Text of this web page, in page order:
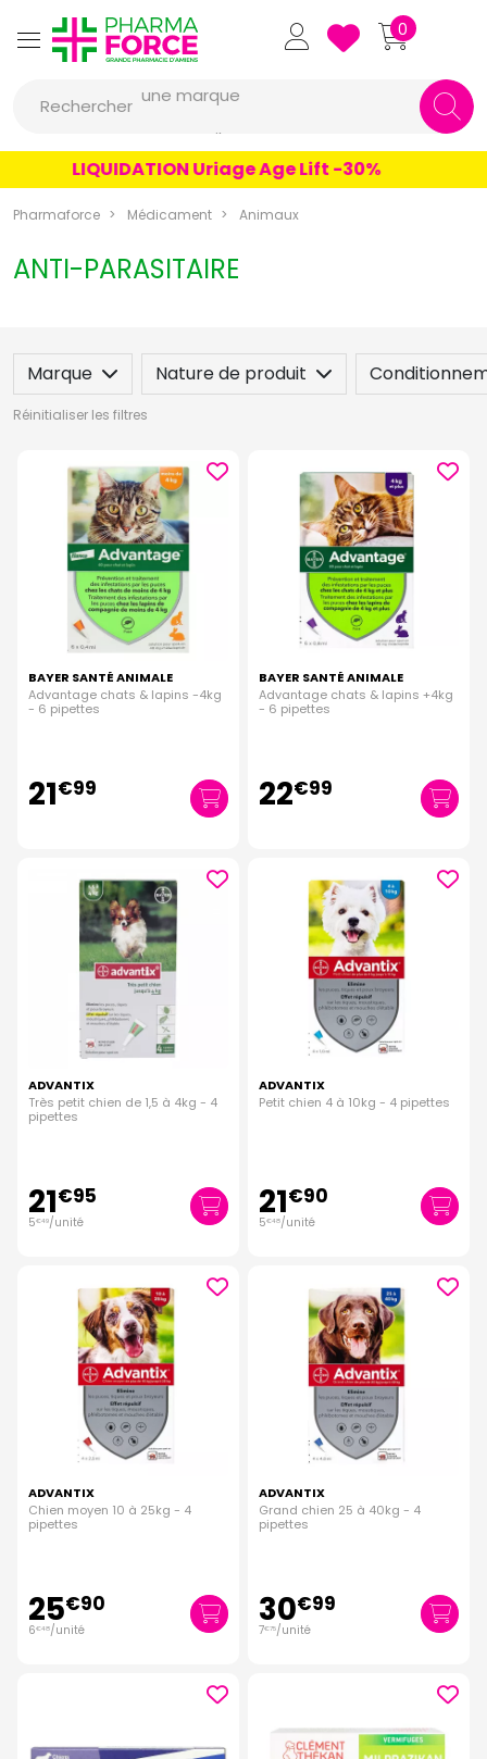
Pharmaforce Grande Pharmacie
0
Rechercher
une marque
un conseil
un produit
une marque
LIQUIDATION Uriage Age Lift -30%
Pharmaforce Médicament Animaux
ANTI-PARASITAIRE
Marque Nature de produit
Réinitialiser les filtres
BAYER SANTÉ ANIMALE
Advantage chats & lapins -4kg
- 6 pipettes
21€99
BAYER SANTÉ ANIMALE
Advantage chats & lapins +4kg
- 6 pipettes
22€99
ADVANTIX
Très petit chien de 1,5 à 4kg - 4
pipettes
21€95
5€49/unité
ADVANTIX
Petit chien 4 à 10kg - 4 pipettes
21€90
5€48/unité
ADVANTIX
Chien moyen 10 à 25kg - 4
pipettes
25€90
6€48/unité
ADVANTIX
Grand chien 25 à 40kg - 4
pipettes
30€99
7€75/unité